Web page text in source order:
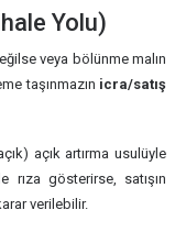
Yolu)
veya bölünme malın
taşınmazın icra/satış
açık artırma usulüyle
rıza gösterirse, satışın
verilebilir.